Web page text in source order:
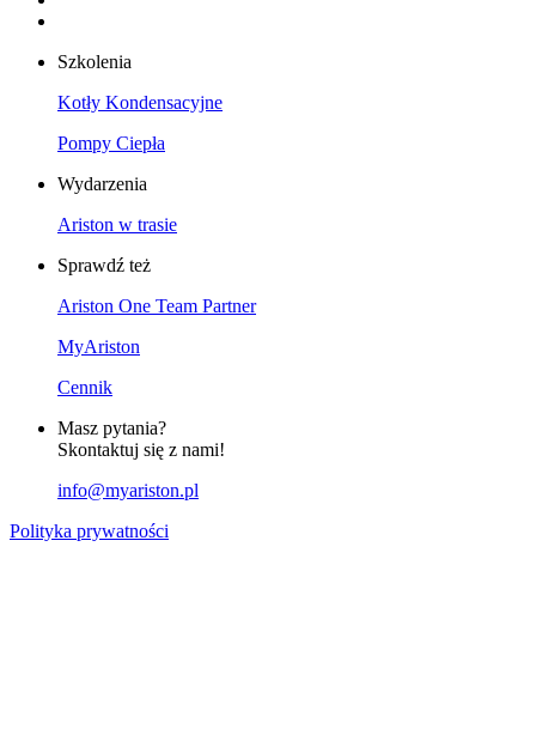
Szkolenia
Kotły Kondensacyjne
Pompy Ciepła
Wydarzenia
Ariston w trasie
Sprawdź też
Ariston One Team Partner
MyAriston
Cennik
Masz pytania?
Skontaktuj się z nami!
info@myariston.pl
Polityka prywatności